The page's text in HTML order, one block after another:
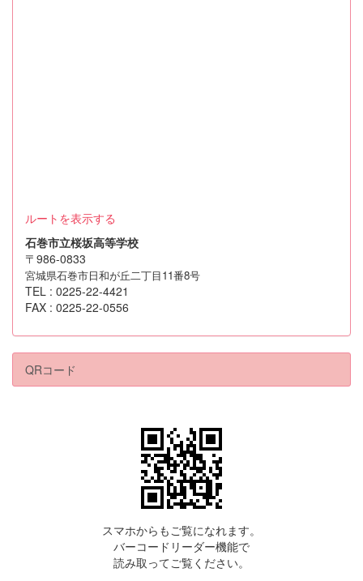
ルートを表示する
石巻市立桜坂高等学校
〒986-0833
宮城県石巻市日和が丘二丁目11番8号
TEL : 0225-22-4421
FAX : 0225-22-0556
QRコード
スマホからもご覧になれます。
バーコードリーダー機能で
読み取ってご覧ください。